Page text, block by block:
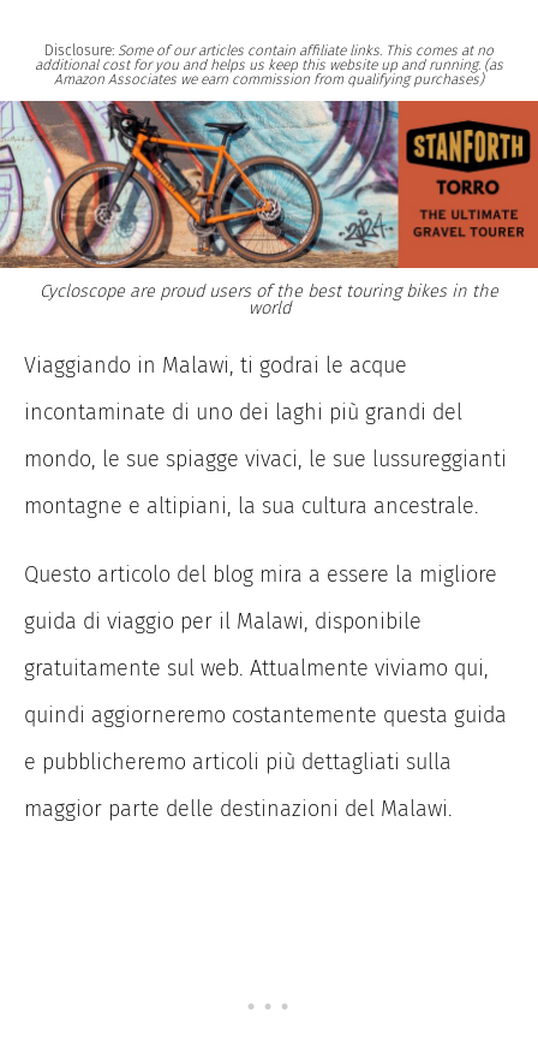
Disclosure: Some of our articles contain affiliate links. This comes at no
additional cost for you and helps us keep this website up and running. (as
Amazon Associates we earn commission from qualifying purchases)
Cycloscope are proud users of the best touring bikes in the
world
Viaggiando in Malawi, ti godrai le acque
incontaminate di uno dei laghi più grandi del
mondo, le sue spiagge vivaci, le sue lussureggianti
montagne e altipiani, la sua cultura ancestrale.
Questo articolo del blog mira a essere la migliore
guida di viaggio per il Malawi, disponibile
gratuitamente sul web. Attualmente viviamo qui,
quindi aggiorneremo costantemente questa guida
e pubblicheremo articoli più dettagliati sulla
maggior parte delle destinazioni del Malawi.